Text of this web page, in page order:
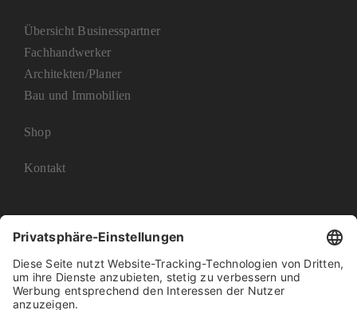
Übersicht Businesspartner
Fachhandwerker
Architekten/Planer
Bau und Immobilien
Shop
Kontakt